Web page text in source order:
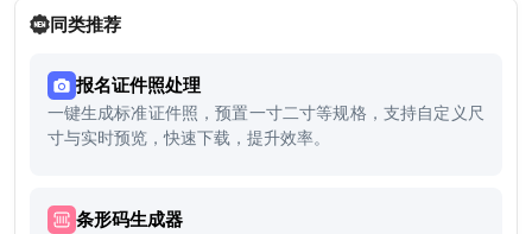
同类推荐
报名证件照处理
一键生成标准证件照，预置一寸二寸等规格，支持自定义尺
寸与实时预览，快速下载，提升效率。
条形码生成器